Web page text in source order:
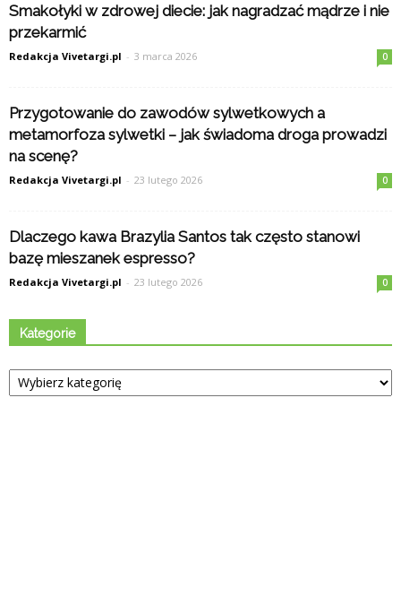
Smakołyki w zdrowej diecie: jak nagradzać mądrze i nie
przekarmić
Redakcja Vivetargi.pl - 3 marca 2026 0
Przygotowanie do zawodów sylwetkowych a
metamorfoza sylwetki – jak świadoma droga prowadzi
na scenę?
Redakcja Vivetargi.pl - 23 lutego 2026 0
Dlaczego kawa Brazylia Santos tak często stanowi
bazę mieszanek espresso?
Redakcja Vivetargi.pl - 23 lutego 2026 0
Kategorie
Kategorie